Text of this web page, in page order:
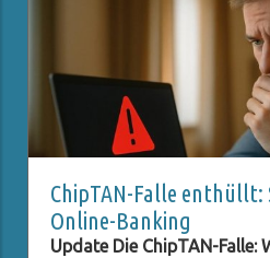
ChipTAN-Falle enthüllt:
Online-Banking
Update Die ChipTAN-Falle: